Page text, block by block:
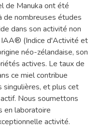
de Manuka ont été
de nombreuses études
dans son activité non
IAA® (Indice d'Activité et
néo-zélandaise, son
actives. Le taux de
ce miel contribue
singulières, et plus cet
Nous soumettons
laboratoire
activité.